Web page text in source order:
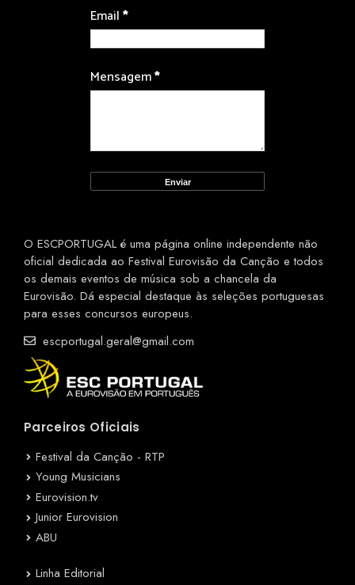
Email*
Mensagem*
O ESCPORTUGAL é uma página online independente não
oficial dedicada ao Festival Eurovisão da Canção e todos
os demais eventos de música sob a chancela da
Eurovisão. Dá especial destaque às seleções portuguesas
para esses concursos europeus.
escportugal.geral@gmail.com
Parceiros Oficiais
Festival da Canção - RTP
Young Musicians
Eurovision.tv
Junior Eurovision
ABU
Linha Editorial